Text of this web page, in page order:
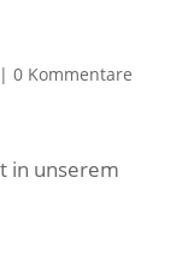
| 0 Kommentare
in unserem